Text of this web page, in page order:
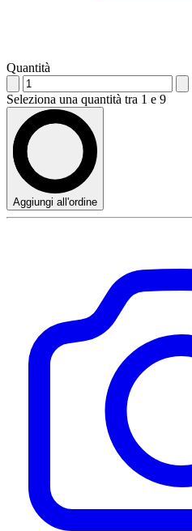
Quantità
Seleziona una quantità tra 1 e 9
Aggiungi all'ordine